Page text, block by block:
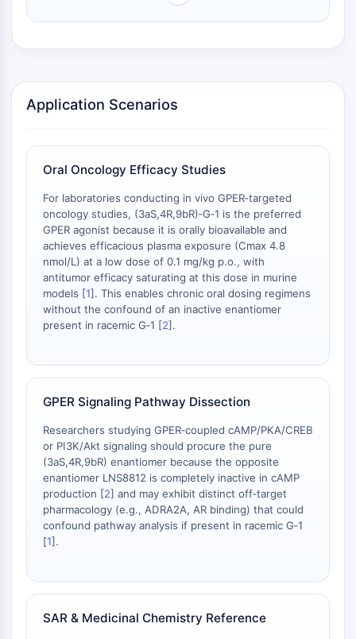
壊死性細胞死シノニム：壊死
外在経路
アポトーシス
神経シグナル伝達
スリットタンパク質
ジヒドロセラミドデサチュラーゼ1
TSPO
ジメチルアルギニナーゼ DDAH
レグメイン
嗅覚受容体
ハンチンチン
カルシニューリン
OGT
プリオンタンパク質
PINK1/Parkin
トランサイレチンTTR
GPR55
OGA
GPR119
AAK1
COMT
MCHR1 GPR24
CGRP受容体
Application Scenarios
Oral Oncology Efficacy Studies
For laboratories conducting in vivo GPER‑targeted
oncology studies, (3aS,4R,9bR)‑G‑1 is the preferred
GPER agonist because it is orally bioavailable and
achieves efficacious plasma exposure (Cmax 4.8
nmol/L) at a low dose of 0.1 mg/kg p.o., with
antitumor efficacy saturating at this dose in murine
models [1]. This enables chronic oral dosing regimens
without the confound of an inactive enantiomer
present in racemic G‑1 [2].
GPER Signaling Pathway Dissection
Researchers studying GPER‑coupled cAMP/PKA/CREB
or PI3K/Akt signaling should procure the pure
(3aS,4R,9bR) enantiomer because the opposite
enantiomer LNS8812 is completely inactive in cAMP
production [2] and may exhibit distinct off‑target
pharmacology (e.g., ADRA2A, AR binding) that could
confound pathway analysis if present in racemic G‑1
[1].
SAR & Medicinal Chemistry Reference